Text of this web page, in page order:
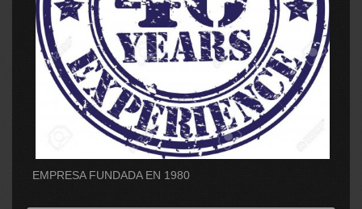
EMPRESA FUNDADA EN 1980